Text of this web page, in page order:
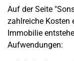
Auf der Seite
zahlreiche Kosten
Immobilie
Aufwendungen: